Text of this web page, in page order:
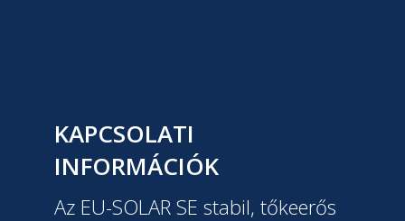
KAPCSOLATI
INFORMÁCIÓK
Az EU-SOLAR SE stabil, tőkeerős